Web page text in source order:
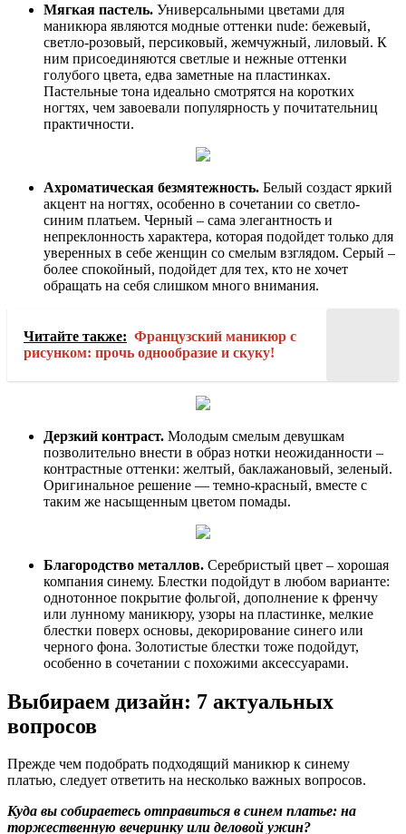
Мягкая пастель. Универсальными цветами для
маникюра являются модные оттенки nude: бежевый,
светло-розовый, персиковый, жемчужный, лиловый. К
ним присоединяются светлые и нежные оттенки
голубого цвета, едва заметные на пластинках.
Пастельные тона идеально смотрятся на коротких
ногтях, чем завоевали популярность у почитательниц
практичности.
Ахроматическая безмятежность. Белый создаст яркий
акцент на ногтях, особенно в сочетании со светло-
синим платьем. Черный – сама элегантность и
непреклонность характера, которая подойдет только для
уверенных в себе женщин со смелым взглядом. Серый –
более спокойный, подойдет для тех, кто не хочет
обращать на себя слишком много внимания.
Читайте также: Французский маникюр с
рисунком: прочь однообразие и скуку!
Дерзкий контраст. Молодым смелым девушкам
позволительно внести в образ нотки неожиданности –
контрастные оттенки: желтый, баклажановый, зеленый.
Оригинальное решение — темно-красный, вместе с
таким же насыщенным цветом помады.
Благородство металлов. Серебристый цвет – хорошая
компания синему. Блестки подойдут в любом варианте:
однотонное покрытие фольгой, дополнение к френчу
или лунному маникюру, узоры на пластинке, мелкие
блестки поверх основы, декорирование синего или
черного фона. Золотистые блестки тоже подойдут,
особенно в сочетании с похожими аксессуарами.
Выбираем дизайн: 7 актуальных
вопросов
Прежде чем подобрать подходящий маникюр к синему
платью, следует ответить на несколько важных вопросов.
Куда вы собираетесь отправиться в синем платье: на
торжественную вечеринку или деловой ужин?